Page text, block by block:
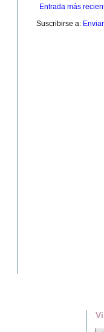
Entrada más
Suscribirse a: